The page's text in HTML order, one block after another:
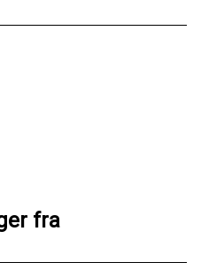
fra